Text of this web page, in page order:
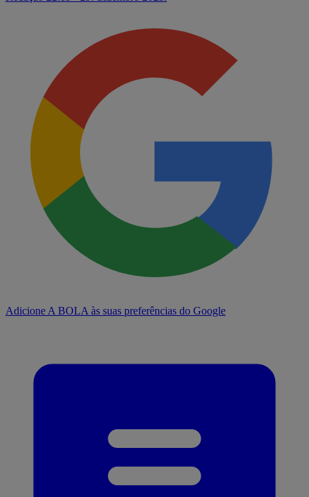
Adicione A BOLA às suas preferências do Google